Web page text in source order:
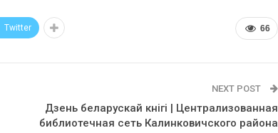
66
Twitter
NEXT POST
Дзень беларускай кнігі | Централизованная
библиотечная сеть Калинковичского района